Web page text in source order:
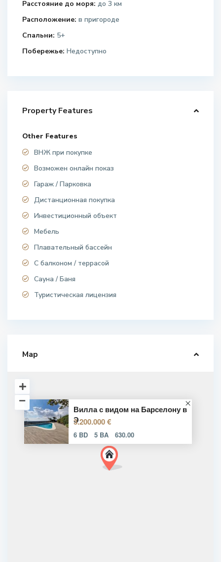
Расстояние до моря: до 3 км
Расположение: в пригороде
Спальни: 5+
Побережье: Недоступно
Property Features
Other Features
ВНЖ при покупке
Возможен онлайн показ
Гараж / Парковка
Дистанционная покупка
Инвестиционный объект
Мебель
Плавательный бассейн
С балконом / террасой
Сауна / Баня
Туристическая лицензия
Map
Вилла с видом на Барселону в
Э
3.200.000 €
6 BD 5 BA 630.00